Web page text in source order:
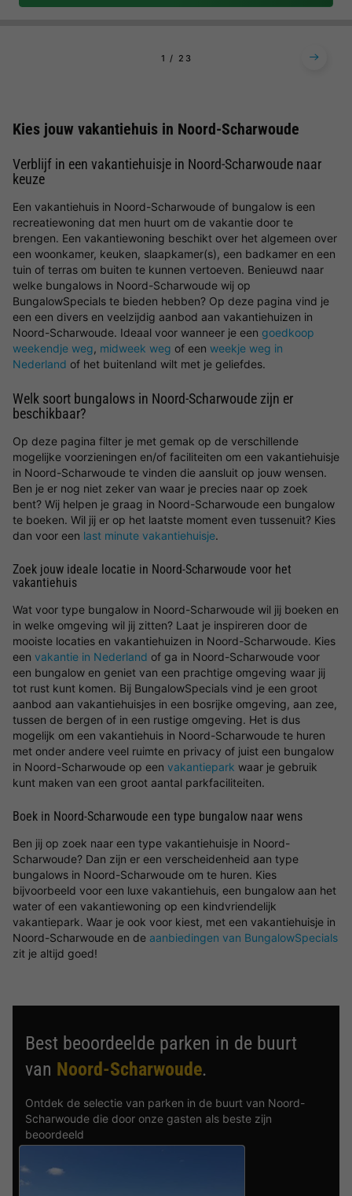
1 2 3
Kies jouw vakantiehuis in Noord-Scharwoude
Verblijf in een vakantiehuisje in Noord-Scharwoude naar
keuze
Een vakantiehuis in Noord-Scharwoude of bungalow is een
recreatiewoning dat men huurt om de vakantie door te
brengen. Een vakantiewoning beschikt over het algemeen over
een woonkamer, keuken, slaapkamer(s), een badkamer en een
tuin of terras om buiten te kunnen vertoeven. Benieuwd naar
welke bungalows in Noord-Scharwoude wij op
BungalowSpecials te bieden hebben? Op deze pagina vind je
een een divers en veelzijdig aanbod aan vakantiehuizen in
Noord-Scharwoude. Ideaal voor wanneer je een goedkoop
weekendje weg, midweek weg of een weekje weg in
Nederland of het buitenland wilt met je geliefdes.
Welk soort bungalows in Noord-Scharwoude zijn er
beschikbaar?
Op deze pagina filter je met gemak op de verschillende
mogelijke voorzieningen en/of faciliteiten om een vakantiehuisje
in Noord-Scharwoude te vinden die aansluit op jouw wensen.
Ben je er nog niet zeker van waar je precies naar op zoek
bent? Wij helpen je graag in Noord-Scharwoude een bungalow
te boeken. Wil jij er op het laatste moment even tussenuit? Kies
dan voor een last minute vakantiehuisje.
Zoek jouw ideale locatie in Noord-Scharwoude voor het
vakantiehuis
Wat voor type bungalow in Noord-Scharwoude wil jij boeken en
in welke omgeving wil jij zitten? Laat je inspireren door de
mooiste locaties en vakantiehuizen in Noord-Scharwoude. Kies
een vakantie in Nederland of ga in Noord-Scharwoude voor
een bungalow en geniet van een prachtige omgeving waar jij
tot rust kunt komen. Bij BungalowSpecials vind je een groot
aanbod aan vakantiehuisjes in een bosrijke omgeving, aan zee,
tussen de bergen of in een rustige omgeving. Het is dus
mogelijk om een vakantiehuis in Noord-Scharwoude te huren
met onder andere veel ruimte en privacy of juist een bungalow
in Noord-Scharwoude op een vakantiepark waar je gebruik
kunt maken van een groot aantal parkfaciliteiten.
Boek in Noord-Scharwoude een type bungalow naar wens
Ben jij op zoek naar een type vakantiehuisje in Noord-
Scharwoude? Dan zijn er een verscheidenheid aan type
bungalows in Noord-Scharwoude om te huren. Kies
bijvoorbeeld voor een luxe vakantiehuis, een bungalow aan het
water of een vakantiewoning op een kindvriendelijk
vakantiepark. Waar je ook voor kiest, met een vakantiehuisje in
Noord-Scharwoude en de aanbiedingen van BungalowSpecials
zit je altijd goed!
Best beoordeelde parken in de buurt
van Noord-Scharwoude.
Ontdek de selectie van parken in de buurt van Noord-
Scharwoude die door onze gasten als beste zijn
beoordeeld